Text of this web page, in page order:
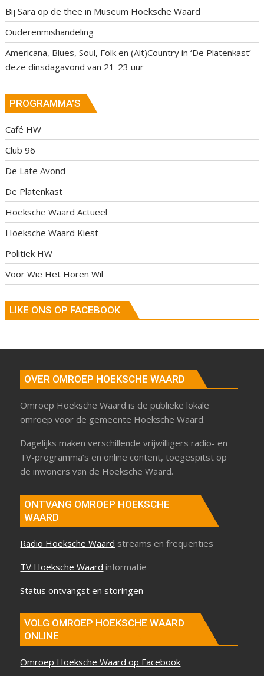
Bij Sara op de thee in Museum Hoeksche Waard
Ouderenmishandeling
Americana, Blues, Soul, Folk en (Alt)Country in ‘De Platenkast’
deze dinsdagavond van 21-23 uur
PROGRAMMA’S
Café HW
Club 96
De Late Avond
De Platenkast
Hoeksche Waard Actueel
Hoeksche Waard Kiest
Politiek HW
Voor Wie Het Horen Wil
LIKE ONS OP FACEBOOK
OVER OMROEP HOEKSCHE WAARD
Omroep Hoeksche Waard is de publieke lokale
omroep voor de gemeente Hoeksche Waard.
Dagelijks maken verschillende vrijwilligers radio- en
TV-programma’s en online content, toegespitst op
de inwoners van de Hoeksche Waard.
ONTVANG OMROEP HOEKSCHE
WAARD
Radio Hoeksche Waard streams en frequenties
TV Hoeksche Waard informatie
Status ontvangst en storingen
VOLG OMROEP HOEKSCHE WAARD
ONLINE
Omroep Hoeksche Waard op Facebook